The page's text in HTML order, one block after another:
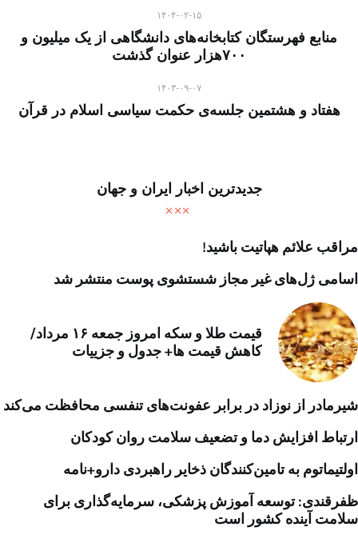
۱۴۰۴-۰۲-۱۵
منابع فهرستگان کتابخانه‌های دانشگاهی از یک میلیون و
۷۰۰هزار عنوان گذشت
۱۴۰۳-۰۹-۰۷
هفتاد و هشتمین جلسه‌ی حکمت سیاسی اسلام در قرآن
جدیدترین اخبار ایران و جهان
مراقب علائم هپاتیت باشید!
اسامی ژل‌های غیر مجاز شستشوی پوست منتشر شد
قیمت طلا و سکه امروز جمعه ۱۶ مرداد/
کاهش قیمت ها+ جدول و جزییات
شیرمادر از نوزاد در برابر عفونت‌های تنفسی محافظت می‌کند
ارتباط افزایش دما و تضعیف سلامت روان کودکان
اولتیماتوم به تامین‌کنندگان ذخایر راهبردی دارو+نامه
ظفرقندی: توسعه آموزش پزشکی، سرمایه‌گذاری برای
سلامت آینده کشور است